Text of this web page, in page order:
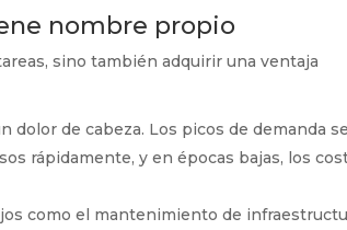
nombre propio
sino también adquirir una ventaja
dolor de cabeza. Los picos de demanda se
rápidamente, y en épocas bajas, los
como el mantenimiento de